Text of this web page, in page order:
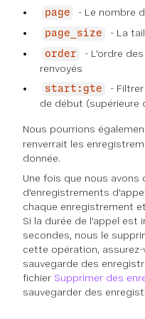
page - Le nombre
page_size - La
order
- L'ordre
renvoyés
start:gte
-
de début (supérieure
Nous pourrions
renverrait les
donnée.
Une fois que nous avons
d'enregistrements
chaque enregistrement
Si la durée de l'appel est
secondes, nous le
cette opération,
sauvegarde des
fichier Supprimer des
sauvegarder des